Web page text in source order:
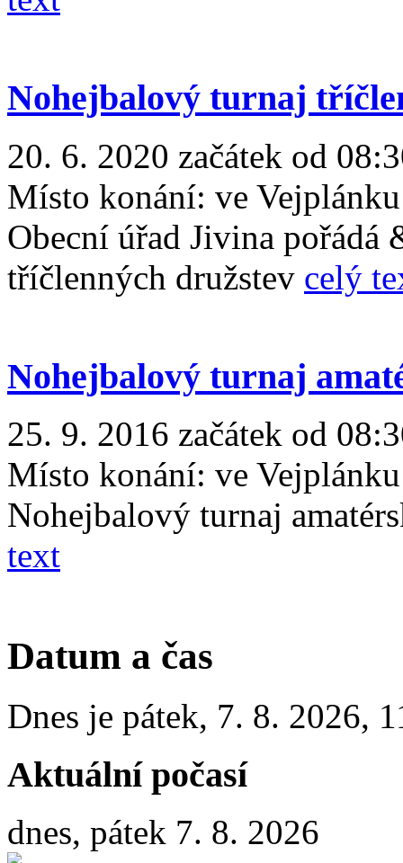
Nohejbalový turnaj
20. 6. 2020 začátek od
Místo konání: ve Vejplánku
Obecní úřad Jivina
tříčlenných družstev celý
Nohejbalový turnaj
25. 9. 2016 začátek od
Místo konání: ve Vejplánku
Nohejbalový turnaj
text
Datum a čas
Dnes je pátek, 7. 8. 2026,
Aktuální počasí
dnes, pátek 7. 8. 2026